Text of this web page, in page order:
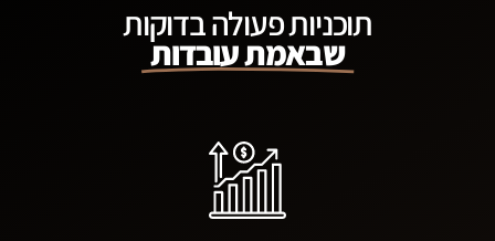
תוכניות פעולה בדוקות
שבאמת עובדות